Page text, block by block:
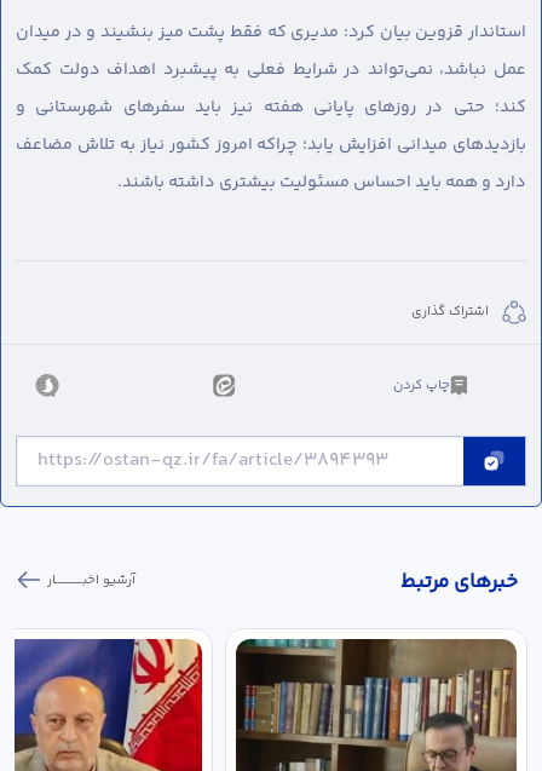
استاندار قزوین بیان کرد: مدیری که فقط پشت میز بنشیند و در میدان
عمل نباشد، نمی‌تواند در شرایط فعلی به پیشبرد اهداف دولت کمک
کند؛ حتی در روزهای پایانی هفته نیز باید سفرهای شهرستانی و
بازدیدهای میدانی افزایش یابد؛ چراکه امروز کشور نیاز به تلاش مضاعف
دارد و همه باید احساس مسئولیت بیشتری داشته باشند.
اشتراک گذاری
چاپ کردن
خبر‌های مرتبط آرشیو اخبـــــــــــار